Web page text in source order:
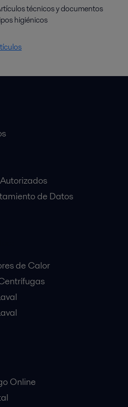
técnicos y documentos
higiénicos
de Datos
de Calor
Online